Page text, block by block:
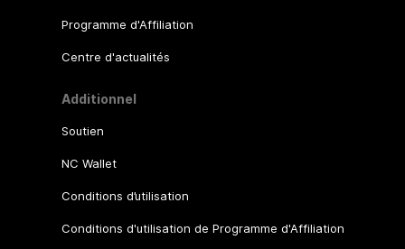
Programme d'Affiliation
Centre d'actualités
Additionnel
Soutien
NC Wallet
Conditions d’utilisation
Conditions d'utilisation de Programme d'Affiliation